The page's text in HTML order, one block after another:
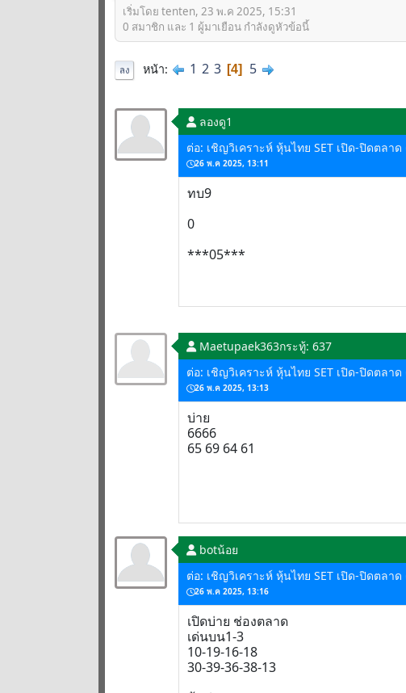
เริ่มโดย tenten, 23 พ.ค 2025, 15:31
0 สมาชิก และ 1 ผู้มาเยือน กำลังดูหัวข้อนี้
ลง หน้า 1 2 3 4 5
ลองดู1
ต่อ: เชิญวิเคราะห์ หุ้นไทย SET เปิด-ปิดตลา
26 พ.ค 2025, 13:11
ทบ9
0
***05***
Maetupaek363กระทู้: 637
ต่อ: เชิญวิเคราะห์ หุ้นไทย SET เปิด-ปิดตลา
26 พ.ค 2025, 13:13
บ่าย
6666
65 69 64 61
botน้อย
ต่อ: เชิญวิเคราะห์ หุ้นไทย SET เปิด-ปิดตลา
26 พ.ค 2025, 13:16
เปิดบ่าย ช่องตลาด
เด่นบน1-3
10-19-16-18
30-39-36-38-13